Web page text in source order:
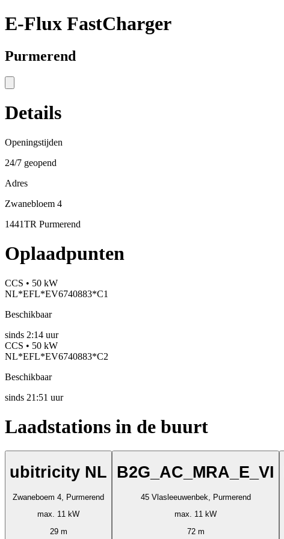
E-Flux FastCharger
Purmerend
Details
Openingstijden
24/7 geopend
Adres
Zwanebloem 4
1441TR Purmerend
Oplaadpunten
CCS • 50 kW
NL*EFL*EV6740883*C1
Beschikbaar
sinds 2:14 uur
CCS • 50 kW
NL*EFL*EV6740883*C2
Beschikbaar
sinds 21:51 uur
Laadstations in de buurt
ubitricity NL
Zwaneboem 4, Purmerend
max. 11 kW
29 m
B2G_AC_MRA_E_VI
45 Vlasleeuwenbek, Purmerend
max. 11 kW
72 m